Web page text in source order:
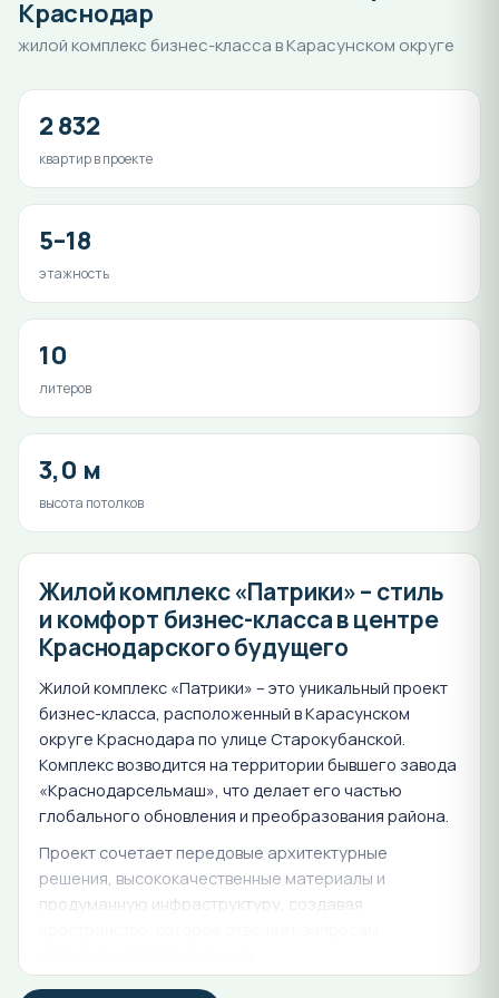
Краснодар
жилой комплекс бизнес-класса в Карасунском округе
2 832
квартир в проекте
5–18
этажность
10
литеров
3,0 м
высота потолков
Жилой комплекс «Патрики» – стиль
и комфорт бизнес-класса в центре
Краснодарского будущего
Жилой комплекс «Патрики» – это уникальный проект
бизнес-класса, расположенный в Карасунском
округе Краснодара по улице Старокубанской.
Комплекс возводится на территории бывшего завода
«Краснодарсельмаш», что делает его частью
глобального обновления и преобразования района.
Проект сочетает передовые архитектурные
решения, высококачественные материалы и
продуманную инфраструктуру, создавая